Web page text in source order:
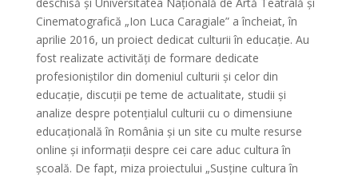
Cinematografică „Ion Luca Caragiale” a încheiat, în
aprilie 2016, un proiect dedicat culturii în educație. Au
fost realizate activități de formare dedicate
profesioniștilor din domeniul culturii și celor din
educație, discuții pe teme de actualitate, studii și
analize despre potențialul culturii cu o dimensiune
educațională în România și un site cu multe resurse
online și informații despre cei care aduc cultura în
școală. De fapt, miza proiectului „Susține cultura în